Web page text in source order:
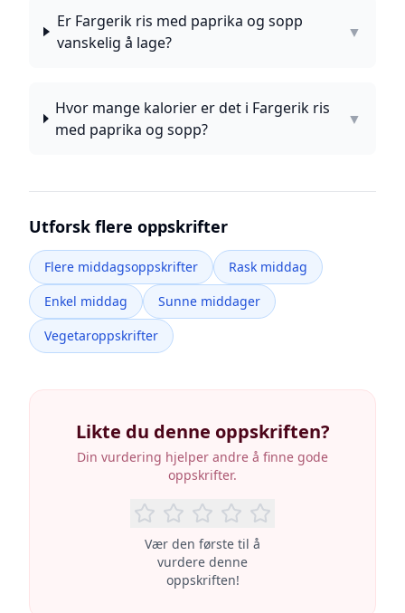
Er Fargerik ris med paprika og sopp
vanskelig å lage?
▼
Hvor mange kalorier er det i Fargerik ris
med paprika og sopp?
▼
Utforsk flere oppskrifter
Flere middagsoppskrifter
Rask middag
Enkel middag
Sunne middager
Vegetaroppskrifter
Likte du denne oppskriften?
Din vurdering hjelper andre å finne gode
oppskrifter.
Vær den første til å
vurdere denne
oppskriften!